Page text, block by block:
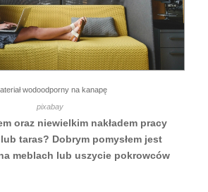
wodoodporny na kanapę
pixabay
oraz niewielkim nakładem pracy
taras? Dobrym pomysłem jest
meblach lub uszycie pokrowców